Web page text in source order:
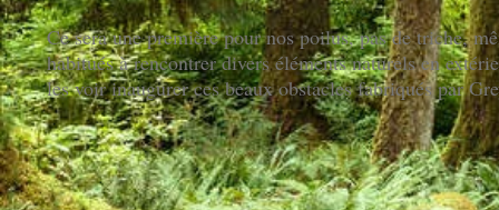
Ce sera une première pour nos poilus, pas de triche,
habitués à rencontrer divers éléments naturels en
les voir inaugurer ces beaux obstacles fabriqués par